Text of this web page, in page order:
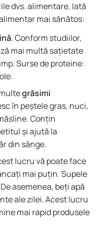
dvs. alimentare. Iată
mai sănătos:
. Conform studiilor,
mai multă sațietate
Surse de proteine:
grăsimi
în peștele gras, nuci,
Conțin
și ajută la
din sânge.
lucru vă poate face
mai puțin. Supele
asemenea, beți apă
ale zilei. Acest lucru
mai rapid produsele